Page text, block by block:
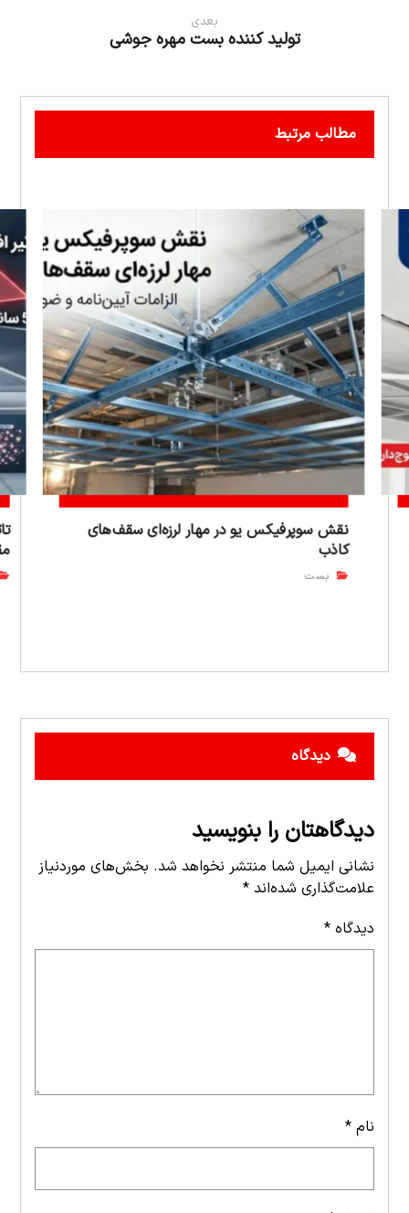
بعدی
تولید کننده بست مهره جوشی
مطالب مرتبط
نقش سوپرفیکس یو در مهار لرزه‌ای سقف‌های
کاذب
بست
دیدگاه
دیدگاهتان را بنویسید
نشانی ایمیل شما منتشر نخواهد شد. بخش‌های موردنیاز
علامت‌گذاری شده‌اند*
دیدگاه*
نام*